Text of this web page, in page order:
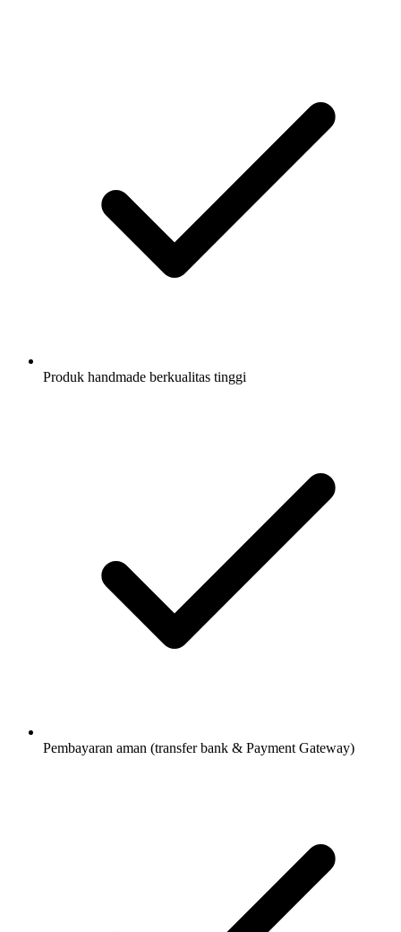
Produk handmade berkualitas tinggi
Pembayaran aman (transfer bank & Payment Gateway)